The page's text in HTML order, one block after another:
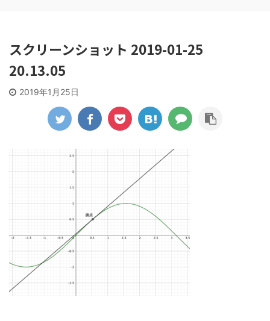
スクリーンショット 2019-01-25
20.13.05
2019年1月25日